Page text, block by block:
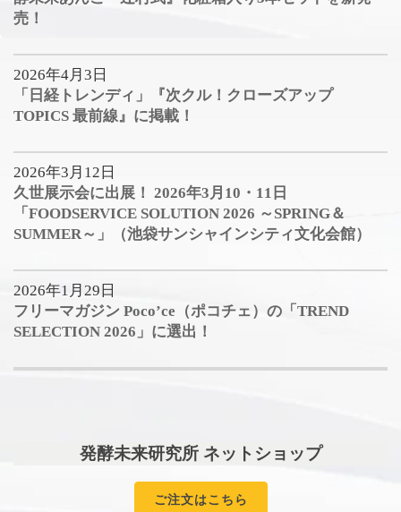
売！
2026年4月3日
「日経トレンディ」『次クル！クローズアップ
TOPICS 最前線』に掲載！
2026年3月12日
久世展示会に出展！ 2026年3月10・11日
「FOODSERVICE SOLUTION 2026 ～SPRING＆
SUMMER～」（池袋サンシャインシティ文化会館）
2026年1月29日
フリーマガジン Poco’ce（ポコチェ）の「TREND
SELECTION 2026」に選出！
発酵未来研究所 ネットショップ
ご注文はこちら